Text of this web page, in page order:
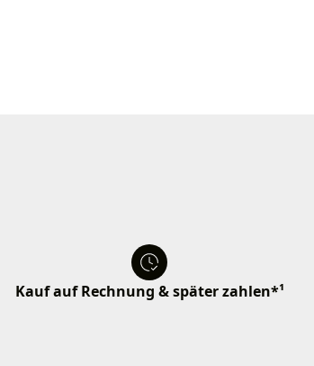
Kauf auf Rechnung & später zahlen*¹